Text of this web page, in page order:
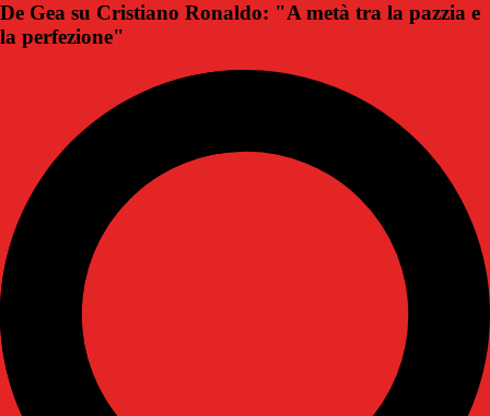
De Gea su Cristiano Ronaldo: "A metà tra la pazzia e
la perfezione"